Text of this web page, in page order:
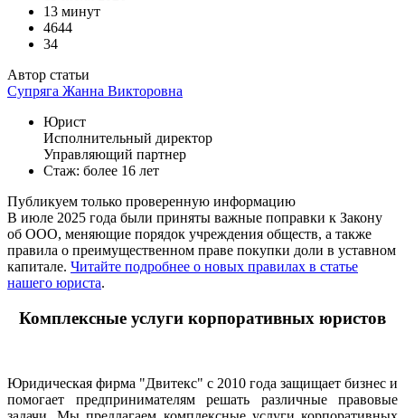
13 минут
4644
34
Автор статьи
Супряга Жанна Викторовна
Юрист
Исполнительный директор
Управляющий партнер
Стаж: более 16 лет
Публикуем только проверенную информацию
В июле 2025 года были приняты важные поправки к Закону
об ООО, меняющие порядок учреждения обществ, а также
правила о преимущественном праве покупки доли в уставном
капитале. Читайте подробнее о новых правилах в статье
нашего юриста.
Комплексные услуги корпоративных юристов
Юридическая фирма "Двитекс" с 2010 года защищает бизнес и
помогает предпринимателям решать различные правовые